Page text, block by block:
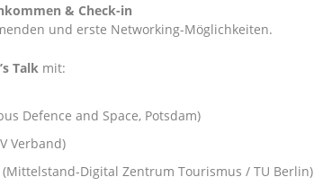
& Check-in
und erste Networking-Möglichkeiten.
Talk mit:
Defence and Space, Potsdam)
Verband)
Digital Zentrum Tourismus / TU Berlin)